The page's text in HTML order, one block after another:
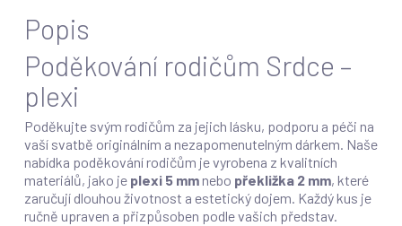
Popis
Poděkování rodičům Srdce –
plexi
Poděkujte svým rodičům za jejich lásku, podporu a péči na
vaší svatbě originálním a nezapomenutelným dárkem. Naše
nabídka poděkování rodičům je vyrobena z kvalitních
materiálů, jako je plexi 5 mmnebo překližka 2 mm, které
zaručují dlouhou životnost a estetický dojem. Každý kus je
ručně upraven a přizpůsoben podle vašich představ.